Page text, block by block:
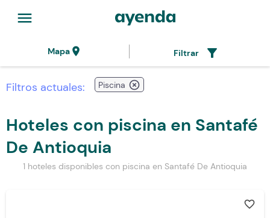
menu
Mapalocation_on Filtrar filter_alt
Filtros actuales: Piscina highlight_off
Hoteles con piscina en Santafé
De Antioquia
1 hoteles disponibles con piscina en Santafé De Antioquia
favorite_border